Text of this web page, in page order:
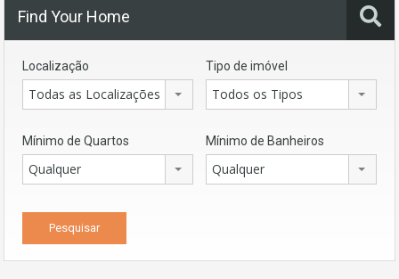
Find Your Home
Localização
Todas as Localizações
Tipo de imóvel
Todos os Tipos
Mínimo de Quartos
Qualquer
Mínimo de Banheiros
Qualquer